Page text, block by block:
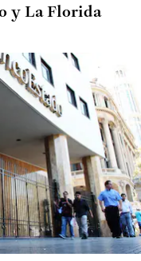
y La Florida